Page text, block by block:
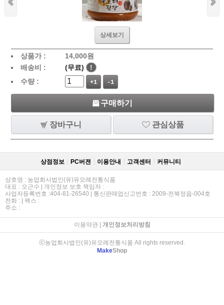
상세보기
상품가 : 14,000원
배송비 :
(무료)
!
수량 :
+1 -1
구매하기
장바구니 관심상품
상점정보 PC버젼 이용안내 고객센터 커뮤니티
상호명 : 농업회사법인(유)유모례전통식품
대표 : 오근수 | 개인정보 보호 책임자 :
사업자등록번호 :404-81-26540 | 통신판매업신고번호 : 2009-전북정읍-004호
전화 : | 팩스 :
주소 :
이용약관| 개인정보처리방침
ⓒ농업회사법인(유)유모례전통식품 All rights reserved.
MakeShop